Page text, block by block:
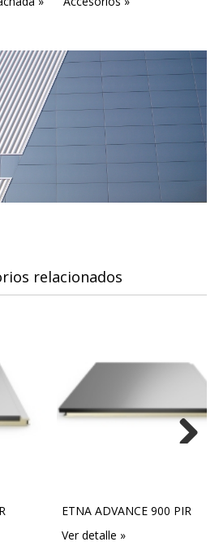
relacionados
ETNA ADVANCE 900 PIR
Ver detalle »